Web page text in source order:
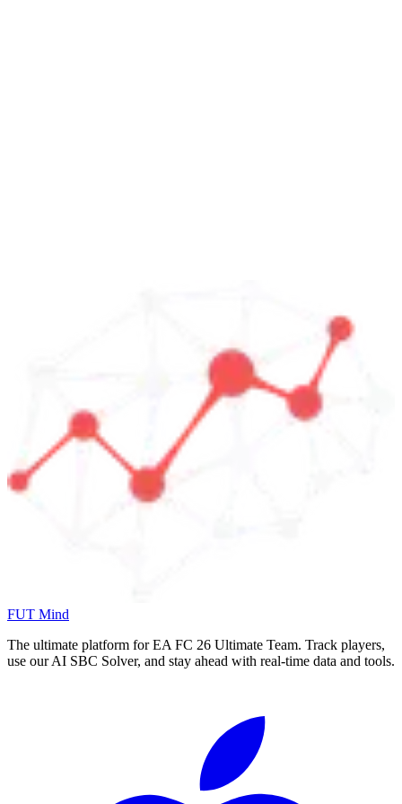
FUT Mind
The ultimate platform for EA FC 26 Ultimate Team. Track players,
use our AI SBC Solver, and stay ahead with real-time data and tools.